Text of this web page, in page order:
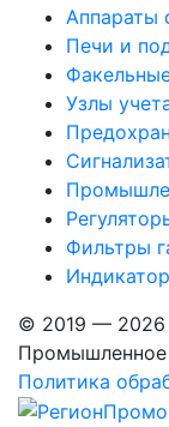
Аппараты
Печи и
Узлы
Фильтры
© 2019 — 2026
Промышленное
Политика